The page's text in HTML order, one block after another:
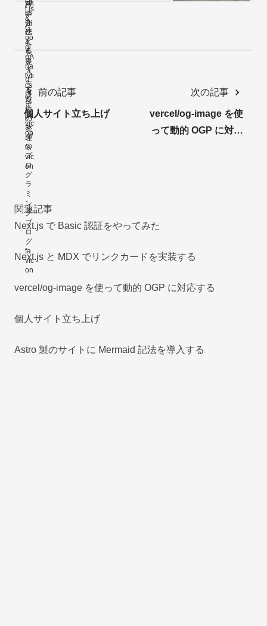
前の記事
個人サイト立ち上げ
次の記事
vercel/og-image を使
って動的 OGP に対応
関連記事
Next.js で Basic 認証をやってみた
Next.js と MDX でリンクカードを実装する
vercel/og-image を使って動的 OGP に対応する
個人サイト立ち上げ
Astro 製のサイトに Mermaid 記法を導入する